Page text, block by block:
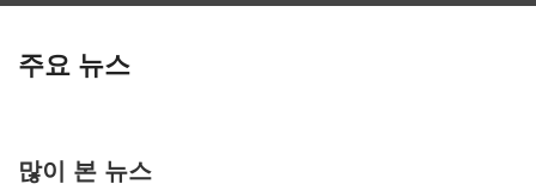
주요 뉴스
많이 본 뉴스